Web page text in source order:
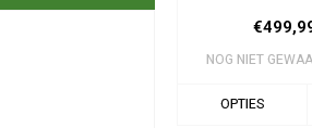
NOG NIET
OPTIES